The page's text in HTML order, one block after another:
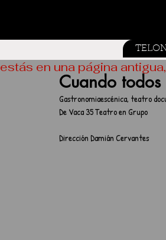
Cuando
Gastronomiaescénica, teatro
De Vaca 35 Teatro en Grupo
Dirección Damián Cervantes
estás en una página